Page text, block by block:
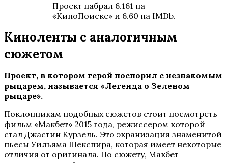
Проект набрал 6.161 на
«КиноПоиске» и 6.60 на IMDb.
Киноленты с аналогичным
сюжетом
Проект, в котором герой поспорил с незнакомым
рыцарем, называется «Легенда о Зеленом
рыцаре».
Поклонникам подобных сюжетов стоит посмотреть
фильм «Макбет» 2015 года, режиссером которой
стал Джастин Курзель. Это экранизация знаменитой
пьесы Уильяма Шекспира, которая имеет некоторые
отличия от оригинала. По сюжету, Макбет